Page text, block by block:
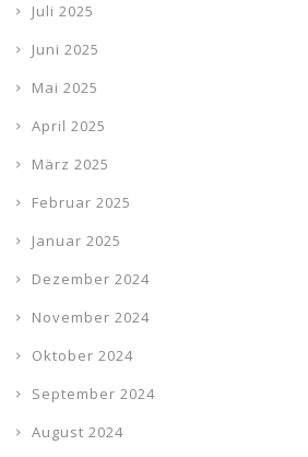
Juli 2025
Juni 2025
Mai 2025
April 2025
März 2025
Februar 2025
Januar 2025
Dezember 2024
November 2024
Oktober 2024
September 2024
August 2024